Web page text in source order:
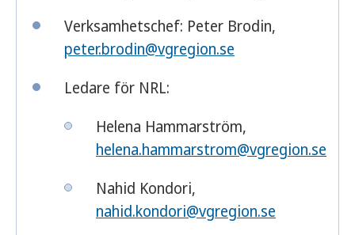
Verksamhetschef: Peter Brodin,
peter.brodin@vgregion.se
Ledare för NRL:
Helena Hammarström,
helena.hammarstrom@vgregion.se
Nahid Kondori,
nahid.kondori@vgregion.se